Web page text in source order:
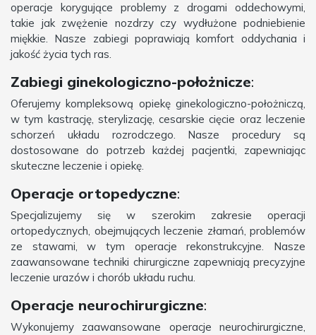
operacje korygujące problemy z drogami oddechowymi,
takie jak zwężenie nozdrzy czy wydłużone podniebienie
miękkie. Nasze zabiegi poprawiają komfort oddychania i
jakość życia tych ras.
Zabiegi ginekologiczno-położnicze:
Oferujemy kompleksową opiekę ginekologiczno-położniczą,
w tym kastrację, sterylizację, cesarskie cięcie oraz leczenie
schorzeń układu rozrodczego. Nasze procedury są
dostosowane do potrzeb każdej pacjentki, zapewniając
skuteczne leczenie i opiekę.
Operacje ortopedyczne:
Specjalizujemy się w szerokim zakresie operacji
ortopedycznych, obejmujących leczenie złamań, problemów
ze stawami, w tym operacje rekonstrukcyjne. Nasze
zaawansowane techniki chirurgiczne zapewniają precyzyjne
leczenie urazów i chorób układu ruchu.
Operacje neurochirurgiczne:
Wykonujemy zaawansowane operacje neurochirurgiczne,